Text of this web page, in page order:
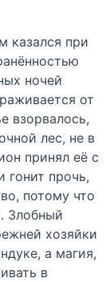
казался при
ночей
от
взорвалось,
лес, не в
принял её с
гонит прочь,
потому что
Злобный
хозяйки
а магия,
в